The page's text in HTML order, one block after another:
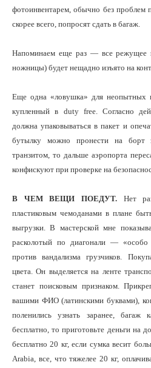
фотоинвентарем, обычно без проблем
скорее всего, попросят сдать в багаж.
Напоминаем еще раз — все
ножницы) будет нещадно изъято на
Еще одна «ловушка» для неопытных
купленный в duty free. Согласно
должна упаковываться в пакет и
бутылку можно пронести на борт
транзитом, то дальше аэропорта
конфискуют при проверке на
В ЧЕМ ВЕЩИ ПОЕДУТ.Нет
пластиковым чемоданами в плане
выгрузки. В мастерской мне
расколотый по диагонали —
против вандализма грузчиков.
цвета. Он выделяется на ленте
станет поисковым признаком.
вашими ФИО (латинскими буквами),
поленились узнать заранее, багаж
бесплатно, то приготовьте деньги
бесплатно 20 кг, если сумка весит
Arabia, все, что тяжелее 20 кг,